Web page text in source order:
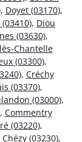
, Doyet (03170),
, Diou
(03630),
Chantelle
(03300),
, Créchy
(03370),
(03000),
, Commentry
(03220),
Chézy (03230),